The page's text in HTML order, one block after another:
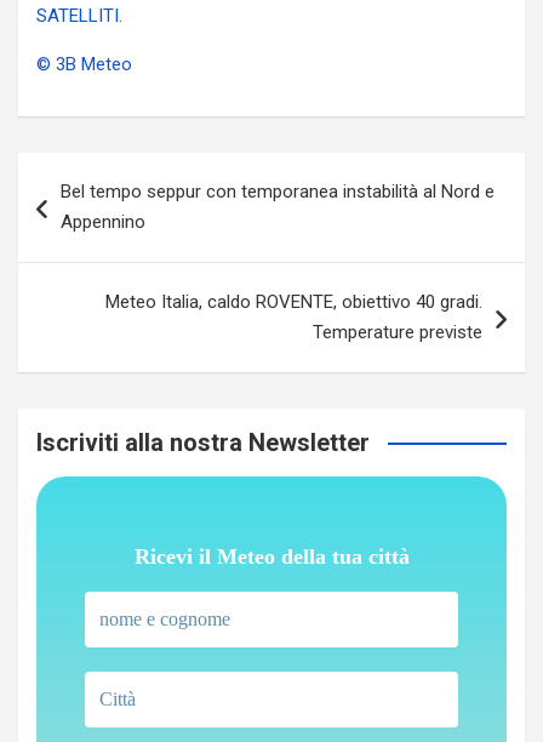
SATELLITI.
© 3B Meteo
articoli
Bel tempo seppur con temporanea instabilità al Nord e
Appennino
Meteo Italia, caldo ROVENTE, obiettivo 40 gradi.
Temperature previste
Iscriviti alla nostra Newsletter
Ricevi il Meteo della tua città